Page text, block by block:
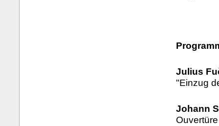
Julius
"Einzug
Johann